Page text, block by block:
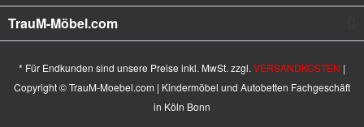
TrauM-Möbel.com
* Für Endkunden sind unsere Preise inkl. MwSt. zzgl. VERSANDKOSTEN |
Copyright © TrauM-Moebel.com | Kindermöbel und Autobetten Fachgeschäft
in Köln Bonn